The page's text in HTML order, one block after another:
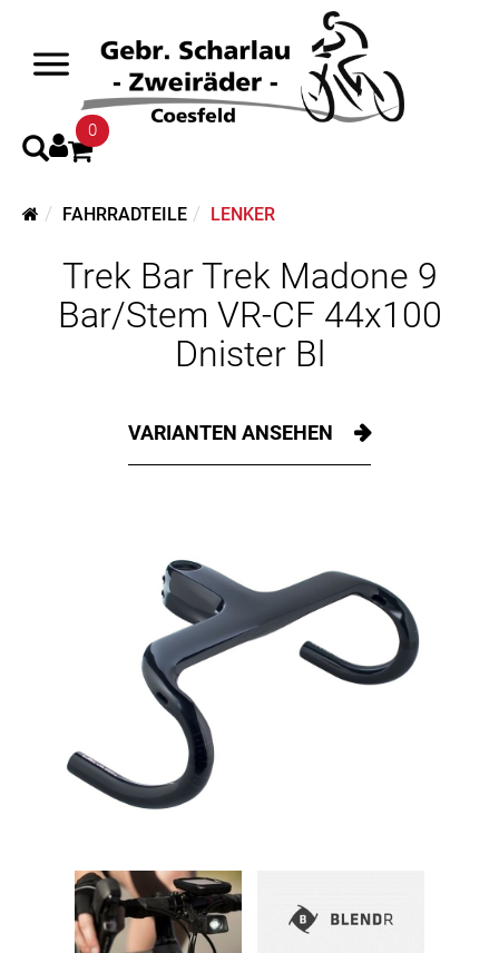
0
FAHRRADTEILE LENKER
Trek Bar Trek Madone 9
Bar/Stem VR-CF 44x100
Dnister Bl
VARIANTEN ANSEHEN